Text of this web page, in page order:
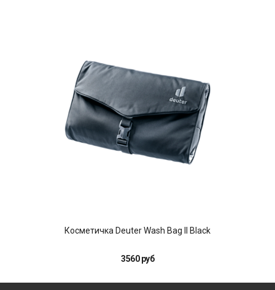
Косметичка Deuter Wash Bag II Black
3560 руб